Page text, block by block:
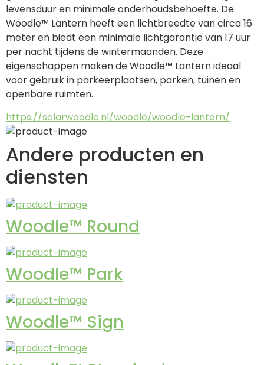
levensduur en minimale onderhoudsbehoefte. De
Woodle™ Lantern heeft een lichtbreedte van circa 16
meter en biedt een minimale lichtgarantie van 17 uur
per nacht tijdens de wintermaanden. Deze
eigenschappen maken de Woodle™ Lantern ideaal
voor gebruik in parkeerplaatsen, parken, tuinen en
openbare ruimten.
https://solarwoodle.nl/woodle/woodle-lantern/
Andere producten en
diensten
Woodle™ Round
Woodle™ Park
Woodle™ Sign